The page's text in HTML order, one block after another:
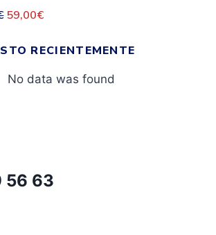
59,00€
RECIENTEMENTE
No data was found
56 63